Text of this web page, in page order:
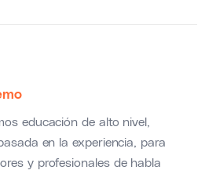
educación de alto nivel,
en la experiencia, para
y profesionales de habla